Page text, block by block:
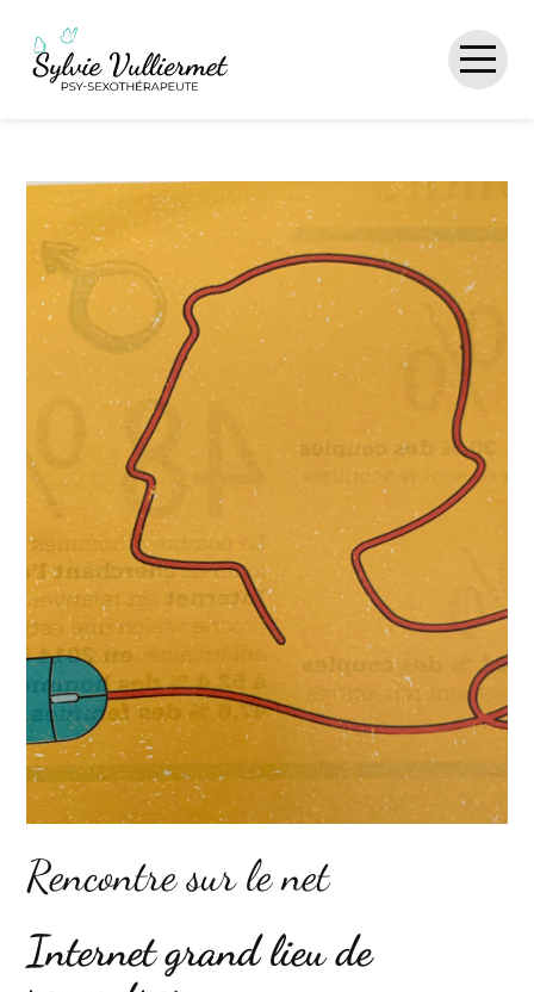
PRÉSENTATION
THÉRAPIE
SEXOTHÉRAPIE
PSYCHO NUTRITION
ACTUALITÉS
CONTACT
Rencontre sur le net
Internet grand lieu de